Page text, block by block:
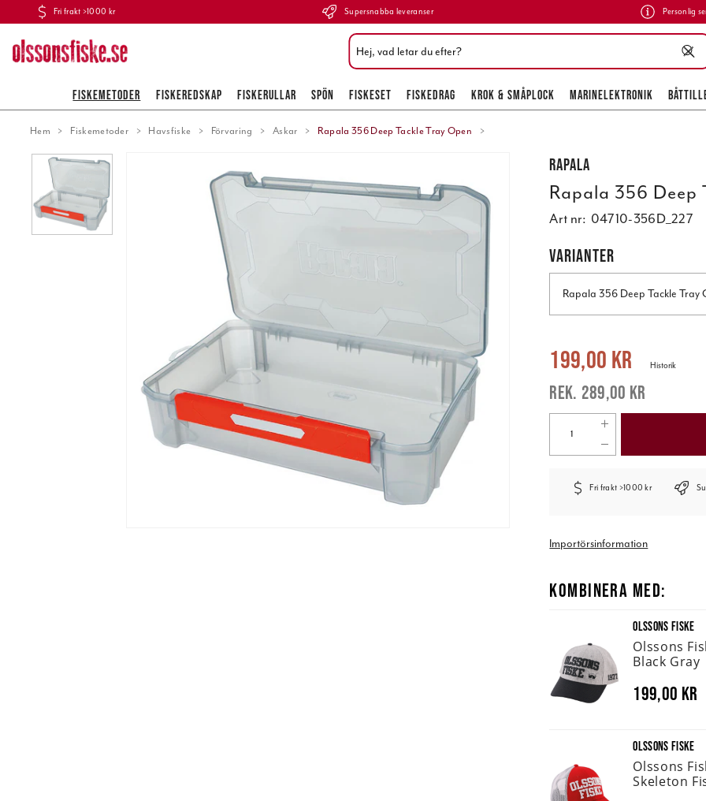
Fri frakt >1000 kr Supersnabba leveranser Personlig
FISKEMETODER FISKEREDSKAP FISKERULLAR SPÖN FISKESET FISKEDRAG KROK & SMÅPLOCK MARINELEKTRONIK
Hem Fiskemetoder Havsfiske Förvaring Askar Rapala 356 Deep Tackle Tray Open
Rapala
Rapala 356 Deep
Art nr: 04710-356D_227
VARIANTER
Rapala 356 Deep Tackle Tray
Nuvarande pris:199,00 kr
199,00 kr
289,00 kr
Historik
Fri frakt >1000 kr
Importörsinformation
KOMBINERA MED:
OLSSONS FISKE
Olssons
Black Gray
199,00 kr
OLSSONS FISKE
Olssons
Skeleton